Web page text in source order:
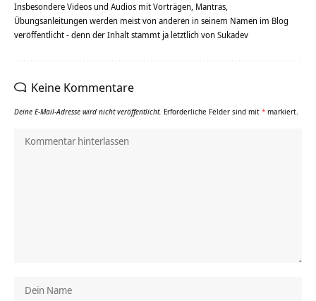
Insbesondere Videos und Audios mit Vorträgen, Mantras,
Übungsanleitungen werden meist von anderen in seinem Namen im Blog
veröffentlicht - denn der Inhalt stammt ja letztlich von Sukadev
Keine Kommentare
Deine E-Mail-Adresse wird nicht veröffentlicht. Erforderliche Felder sind mit * markiert.